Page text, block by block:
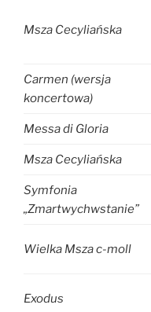
Msza Cecyliańska
Carmen (wersja
koncertowa)
Messa di Gloria
Msza Cecyliańska
Symfonia
„Zmartwychwstanie”
Wielka Msza c-moll
Exodus